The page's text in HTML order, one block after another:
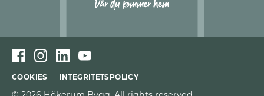
COOKIES INTEGRITETSPOLICY